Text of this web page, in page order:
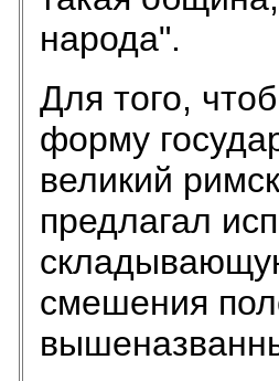
народа".
Для того,
форму
великий
предлагал
смешения